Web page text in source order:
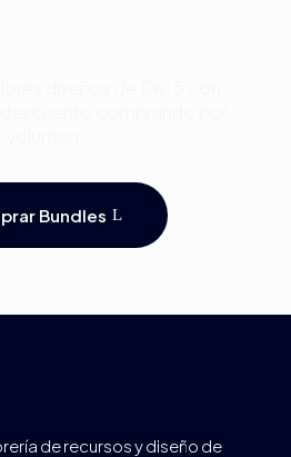
Bundles
de recursos y diseño de